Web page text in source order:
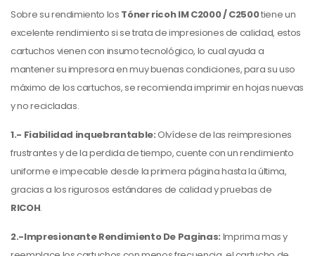
Sobre su rendimiento los Tóner ricoh IM C2000 / C2500tiene un
excelente rendimiento si se trata de impresiones de calidad, estos
cartuchos vienen con insumo tecnológico, lo cual ayuda a
mantener su impresora en muy buenas condiciones, para su uso
máximo de los cartuchos, se recomienda imprimir en hojas nuevas
y no recicladas.
1.- Fiabilidad inquebrantable:Olvídese de las reimpresiones
frustrantes y de la perdida de tiempo, cuente con un rendimiento
uniforme e impecable desde la primera página hasta la última,
gracias a los rigurosos estándares de calidad y pruebas de
RICOH.
2.-Impresionante Rendimiento De Paginas: Imprima mas y